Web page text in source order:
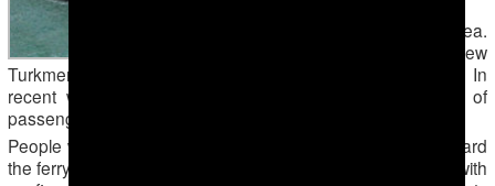
across the sea.
The new
Turkmenbashi seaport was launched in May this year. In
recent weeks it has experienced the largest-ever influx of
passengers, even compared to the old port.
People wait for several days at the port before they can board
the ferry, which only departs to Baku a few times per week with